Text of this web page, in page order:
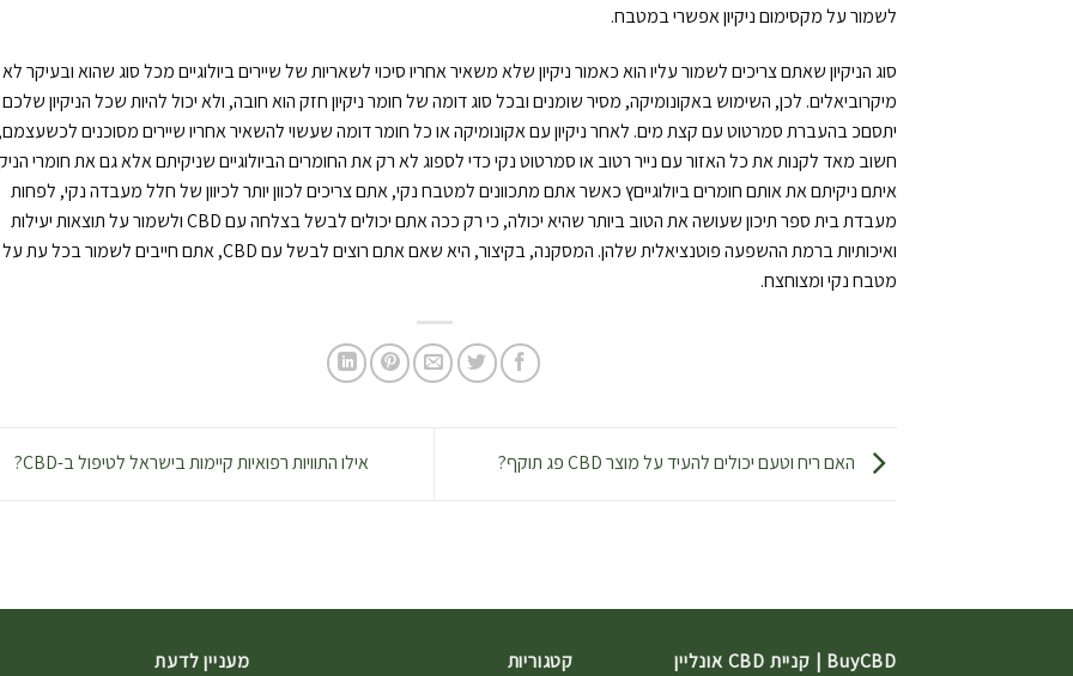
לשמור על מקסימום ניקיון אפשרי במטבח.
סוג הניקיון שאתם צריכים לשמור עליו הוא כאמור ניקיון שלא משאיר אחריו סיכוי לשאריות של שיירים ביולוגיים מכל סוג שהוא ובעיקר לא
מיקרוביאלים. לכן, השימוש באקונומיקה, מסיר שומנים ובכל סוג דומה של חומר ניקיון חזק הוא חובה, ולא יכול להיות שכל הניקיון שלכם
יתסםכ בהעברת סמרטוט עם קצת מים. לאחר ניקיון עם אקונומיקה או כל חומר דומה שעשוי להשאיר אחריו שיירים מסוכנים
חשוב מאד לקנות את כל האזור עם נייר רטוב או סמרטוט נקי כדי לספוג לא רק את החומרים הביולוגיים שניקיתם אלא גם את חומרי
איתם ניקיתם את אותם חומרים ביולוגייםץ כאשר אתם מתכוונים למטבח נקי, אתם צריכים לכוון יותר לכיוון של חלל מעבדה נקי, לפחות
מעבדת בית ספר תיכון שעושה את הטוב ביותר שהיא יכולה, כי רק ככה אתם יכולים לבשל בצלחה עם CBD ולשמור על תוצאות יעילות
ואיכותיות ברמת ההשפעה פוטנציאלית שלהן. המסקנה, בקיצור, היא שאם אתם רוצים לבשל עם CBD, אתם חייבים לשמור בכל עת על
מטבח נקי ומצוחצח.
האם ריח וטעם יכולים להעיד על מוצר CBD פג תוקף? אילו התוויות רפואיות קיימות בישראל לטיפול ב-CBD?
BuyCBD | קניית CBD אונליין קטגוריות מעניין לדעת